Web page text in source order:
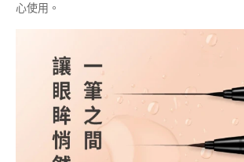
心使用。